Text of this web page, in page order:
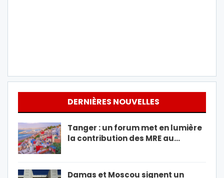
DERNIÈRES NOUVELLES
Tanger : un forum met en lumière
la contribution des MRE au…
Damas et Moscou signent un